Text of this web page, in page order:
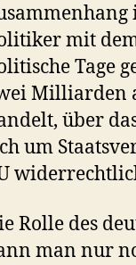
mit
Tage
Milliarden
über
um
Rolle des
man nur